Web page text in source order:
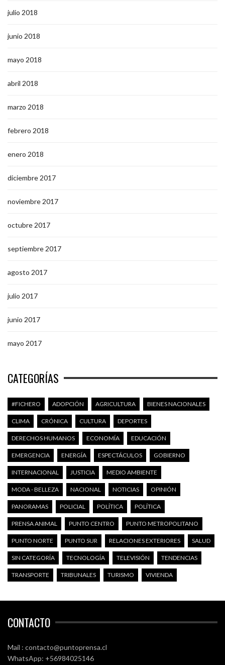
julio 2018
junio 2018
mayo 2018
abril 2018
marzo 2018
febrero 2018
enero 2018
diciembre 2017
noviembre 2017
octubre 2017
septiembre 2017
agosto 2017
julio 2017
junio 2017
mayo 2017
CATEGORÍAS
#FICHERO ADOPCIÓN AGRICULTURA BIENES NACIONALES
CLIMA CRÓNICA CULTURA DEPORTES
DERECHOS HUMANOS ECONOMÍA EDUCACIÓN
EMERGENCIA ENERGÍA ESPECTÁCULOS GOBIERNO
INTERNACIONAL JUSTICIA MEDIO AMBIENTE
MODA - BELLEZA NACIONAL NOTICIAS OPINIÓN
PANORAMAS POLICIAL POLÍTICA POLÍTICA
PRENSA ANIMAL PUNTO CENTRO PUNTO METROPOLITANO
PUNTO NORTE PUNTO SUR RELACIONES EXTERIORES SALUD
SIN CATEGORÍA TECNOLOGÍA TELEVISIÓN TENDENCIAS
TRANSPORTE TRIBUNALES TURISMO VIVIENDA
CONTACTO
Mail : contacto@puntoprensa.cl
WhatsApp: +56984025146